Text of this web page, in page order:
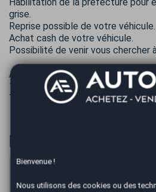
Habilitation de la préfecture
grise.
Reprise possible de votre véhicule.
Achat cash de votre véhicule.
Possibilité de venir vous chercher
AUTOEASY
1140 CHEMIN DE LA CASSINE
73200 ALBERTVILLE
Financer
Bienvenue !
Nous utilisons des cookies ou des